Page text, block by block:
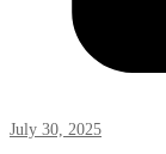
July 30, 2025